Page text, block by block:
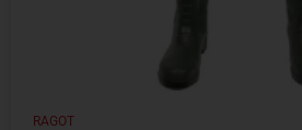
RAGOT